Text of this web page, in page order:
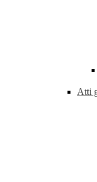
Atti